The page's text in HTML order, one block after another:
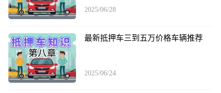
2025/06/28
最新抵押车三到五万价格车辆推荐
2025/06/24